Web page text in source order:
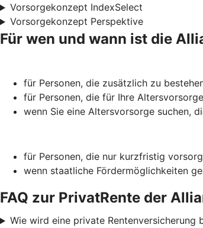
Vorsorgekonzept IndexSelect
Vorsorgekonzept Perspektive
Für wen und wann ist die
für Personen, die zusätzlich zu
für Personen, die für Ihre
wenn Sie eine Alters­vorsorge suchen,
für Personen, die nur kurzfristig
wenn staatliche Förder­möglich­keiten
FAQ zur PrivatRente der
Wie wird eine private Rentenversicherung